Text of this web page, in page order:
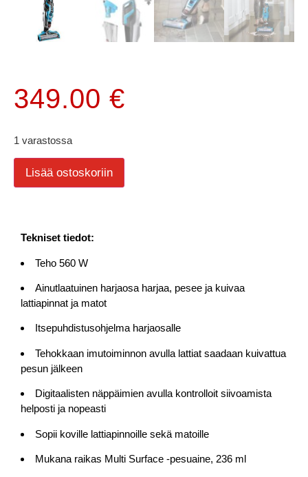
349.00 €
1 varastossa
Lisää ostoskoriin
Tekniset tiedot:
Teho 560 W
Ainutlaatuinen harjaosa harjaa, pesee ja kuivaa
lattiapinnat ja matot
Itsepuhdistusohjelma harjaosalle
Tehokkaan imutoiminnon avulla lattiat saadaan kuivattua
pesun jälkeen
Digitaalisten näppäimien avulla kontrolloit siivoamista
helposti ja nopeasti
Sopii koville lattiapinnoille sekä matoille
Mukana raikas Multi Surface -pesuaine, 236 ml